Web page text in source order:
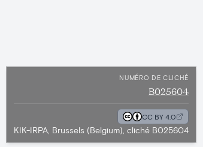
NUMÉRO DE CLICHÉ
B025604
CC BY 4.0
KIK-IRPA, Brussels (Belgium), cliché B025604